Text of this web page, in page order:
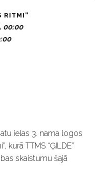
RITMI”
00:00
ielas 3. nama logos
kurā TTMS “ĢILDE”
skaistumu šajā